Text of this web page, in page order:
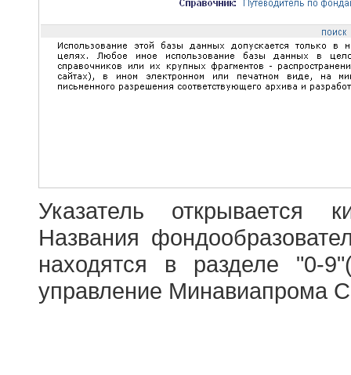
Указатель открывается
Названия
находятся в разделе "0-
управление Минавиапрома